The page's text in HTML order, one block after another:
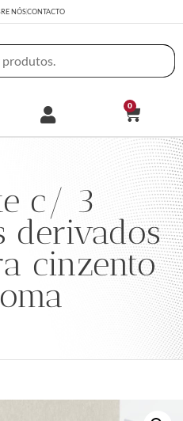
NÓSCONTACTO
0
c/ 3
derivados
cinzento